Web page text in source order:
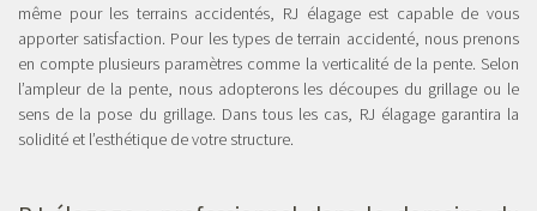
même pour les terrains accidentés, RJ élagage est capable de vous
apporter satisfaction. Pour les types de terrain accidenté, nous prenons
en compte plusieurs paramètres comme la verticalité de la pente. Selon
l’ampleur de la pente, nous adopterons les découpes du grillage ou le
sens de la pose du grillage. Dans tous les cas, RJ élagage garantira la
solidité et l’esthétique de votre structure.